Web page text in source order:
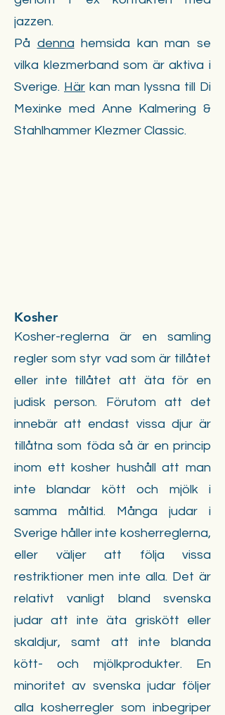
jazzen.
På denna hemsida kan man se
vilka klezmerband som är aktiva i
Sverige. Här kan man lyssna till Di
Mexinke med Anne Kalmering &
Stahlhammer Klezmer Classic.
Kosher
Kosher-reglerna är en samling
regler som styr vad som är tillåtet
eller inte tillåtet att äta för en
judisk person. Förutom att det
innebär att endast vissa djur är
tillåtna som föda så är en princip
inom ett kosher hushåll att man
inte blandar kött och mjölk i
samma måltid. Många judar i
Sverige håller inte kosherreglerna,
eller väljer att följa vissa
restriktioner men inte alla. Det är
relativt vanligt bland svenska
judar att inte äta griskött eller
skaldjur, samt att inte blanda
kött- och mjölkprodukter. En
minoritet av svenska judar följer
alla kosherregler som inbegriper